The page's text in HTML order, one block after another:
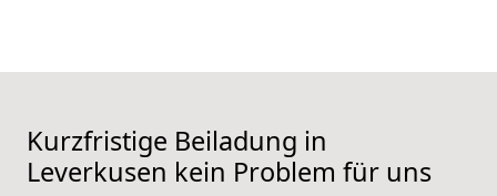
Kurzfristige Beiladung in
Leverkusen kein Problem für uns